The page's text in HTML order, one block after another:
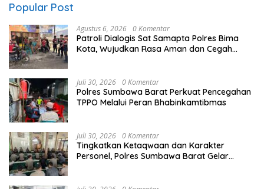
Popular Post
Agustus 6, 2026 0 Komentar
Patroli Dialogis Sat Samapta Polres Bima
Kota, Wujudkan Rasa Aman dan Cegah
Juli 30, 2026 0 Komentar
Polres Sumbawa Barat Perkuat Pencegahan
TPPO Melalui Peran Bhabinkamtibmas
Juli 30, 2026 0 Komentar
Tingkatkan Ketaqwaan dan Karakter
Personel, Polres Sumbawa Barat Gelar